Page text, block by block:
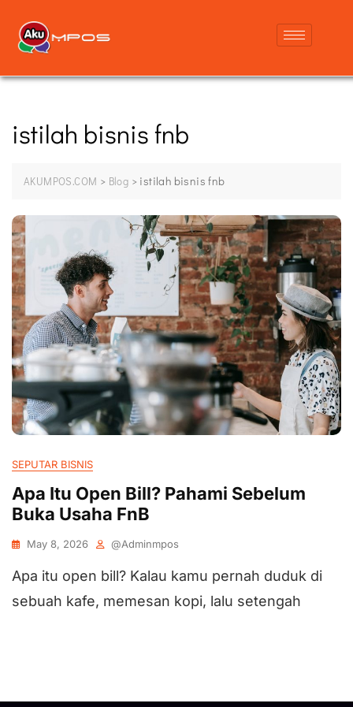
istilah bisnis fnb
AKUMPOS.COM > Blog > istilah bisnis fnb
SEPUTAR BISNIS
Apa Itu Open Bill? Pahami Sebelum
Buka Usaha FnB
May 8, 2026 @adminmpos
Apa itu open bill? Kalau kamu pernah duduk di
sebuah kafe, memesan kopi, lalu setengah